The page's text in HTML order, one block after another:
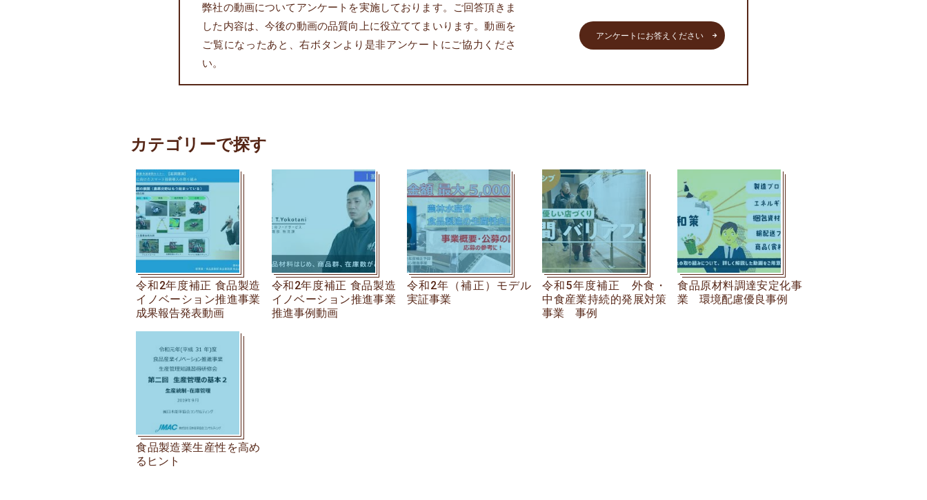
弊社の動画についてアンケートを実施しております。ご回答頂きま
した内容は、今後の動画の品質向上に役立ててまいります。動画を
ご覧になったあと、右ボタンより是非アンケートにご協力くださ
い。
アンケートにお答えください
カテゴリーで探す
令和2年度補正 食品製造
イノベーション推進事業
成果報告発表動画
令和2年度補正 食品製造
イノベーション推進事業
推進事例動画
令和2年（補正）モデル
実証事業
令和5年度補正 外食・
中食産業持続的発展対策
事業 事例
食品原材料調達安定化事
業 環境配慮優良事例
食品製造業生産性を高め
るヒント